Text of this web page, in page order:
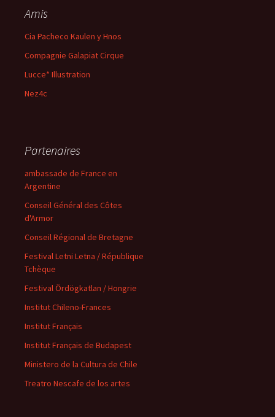
Amis
Cia Pacheco Kaulen y Hnos
Compagnie Galapiat Cirque
Lucce* Illustration
Nez4c
Partenaires
ambassade de France en
Argentine
Conseil Général des Côtes
d'Armor
Conseil Régional de Bretagne
Festival Letni Letna / République
Tchèque
Festival Ördögkatlan / Hongrie
Institut Chileno-Frances
Institut Français
Institut Français de Budapest
Ministero de la Cultura de Chile
Treatro Nescafe de los artes